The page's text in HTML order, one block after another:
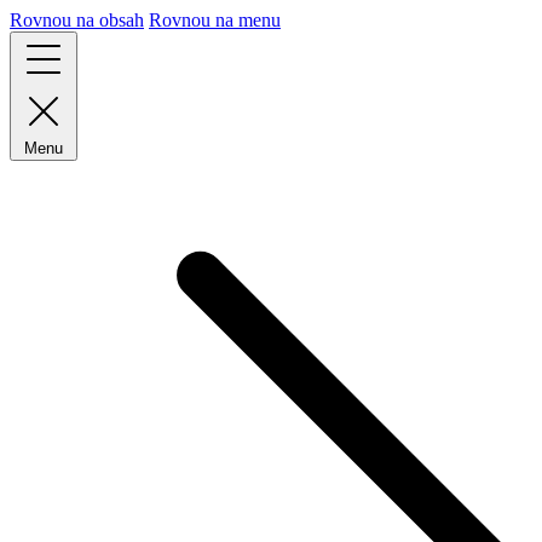
Rovnou na obsah Rovnou na menu
Menu